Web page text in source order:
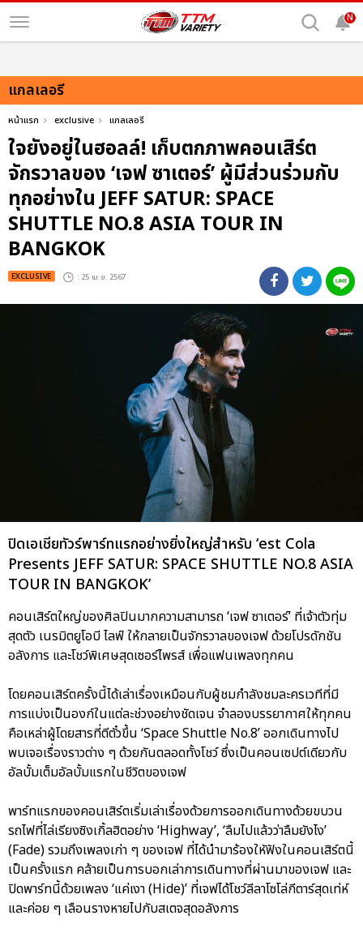
N
แกลเลอรี
หน้าแรก exclusive แกลเลอรี
ใจยังอยู่ในฮอลล์! เก็บตกภาพคอนเสิร์ต
จักรวาลของ ‘เจฟ ซาเตอร์’ ผู้มีส่วนร่วมกับ
ทุกอย่างใน JEFF SATUR: SPACE
SHUTTLE NO.8 ASIA TOUR IN
BANGKOK
EXCLUSIVE : 25 เม.ย. 2567
ปิดเอเชียทัวร์พาร์ทแรกอย่างยิ่งใหญ่สำหรับ ‘est Cola
Presents JEFF SATUR: SPACE SHUTTLE NO.8 ASIA
TOUR IN BANGKOK’
คอนเสิร์ตใหญ่ของศิลปินมากความสามารถ ‘เจฟ ซาเตอร์’ ที่เจ้าตัวทุ่ม
สุดตัว เนรมิตยูโอบี ไลฟ์ ให้กลายเป็นจักรวาลของเจฟ ด้วยโปรดักชัน
อลังการ และโชว์พิเศษสุดเซอร์ไพรส์ เพื่อแฟนเพลงทุกคน
โดยคอนเสิร์ตครั้งนี้ได้เล่าเรื่องเหมือนกับผู้ชมกำลังชมละครเวทีที่มี
การแบ่งเป็นองก์ในแต่ละช่วงอย่างชัดเจน จำลองบรรยากาศให้ทุกคน
คือเหล่าผู้โดยสารที่ตีตั๋วขึ้น ‘Space Shuttle No.8’ ออกเดินทางไป
พบเจอเรื่องราวต่าง ๆ ด้วยกันตลอดทั้งโชว์ ซึ่งเป็นคอนเซปต์เดียวกับ
อัลบั้มเต็มอัลบั้มแรกในชีวิตของเจฟ
พาร์ทแรกของคอนเสิร์ตเริ่มเล่าเรื่องด้วยการออกเดินทางด้วยขบวน
รถไฟที่ไล่เรียงซิงเกิ้ลฮิตอย่าง ‘Highway’, ‘ลืมไปแล้วว่าลืมยังไง’
(Fade) รวมถึงเพลงเก่า ๆ ของเจฟ ที่ได้นำมาร้องใหัฟังในคอนเสิร์ตนี้
เป็นครั้งแรก คล้ายเป็นการบอกเล่าการเดินทางที่ผ่านมาของเจฟ และ
ปิดพาร์ทนี้ด้วยเพลง ‘แค่เงา (Hide)’ ที่เจฟได้โชว์ลีลาโซโล่กีตาร์สุดเท่ห์
และค่อย ๆ เลือนรางหายไปกับสเตจสุดอลังการ